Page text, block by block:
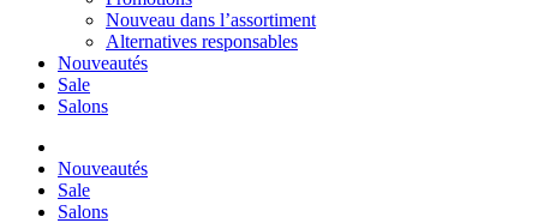
Nouveau dans l’assortiment
Alternatives responsables
Nouveautés
Sale
Salons
Nouveautés
Sale
Salons